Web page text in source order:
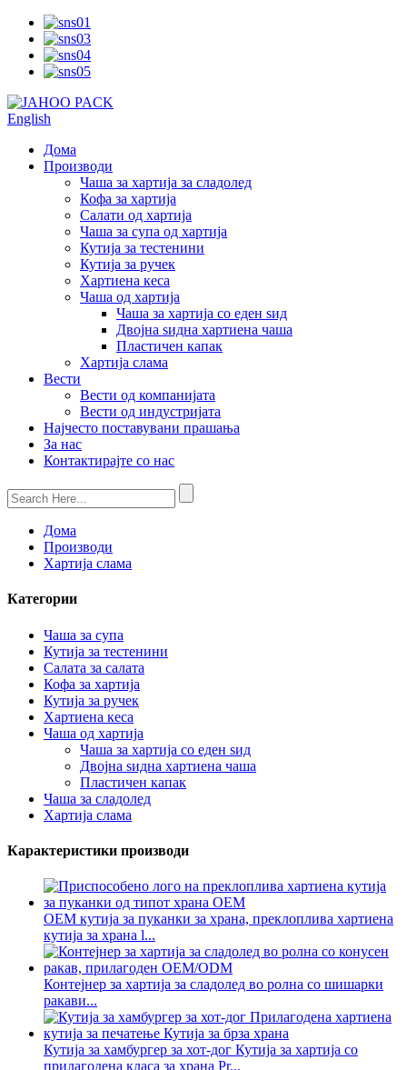
English
Дома
Производи
Чаша за хартија за сладолед
Кофа за хартија
Салати од хартија
Чаша за супа од хартија
Кутија за тестенини
Кутија за ручек
Хартиена кеса
Чаша од хартија
Чаша за хартија со еден ѕид
Двојна ѕидна хартиена чаша
Пластичен капак
Хартија слама
Вести
Вести од компанијата
Вести од индустријата
Најчесто поставувани прашања
За нас
Контактирајте со нас
Дома
Производи
Хартија слама
Категории
Чаша за супа
Кутија за тестенини
Салата за салата
Кофа за хартија
Кутија за ручек
Хартиена кеса
Чаша од хартија
Чаша за хартија со еден ѕид
Двојна ѕидна хартиена чаша
Пластичен капак
Чаша за сладолед
Хартија слама
Карактеристики производи
ОЕМ кутија за пуканки за храна, преклоплива хартиена
кутија за храна l...
Контејнер за хартија за сладолед во ролна со шишарки
ракави...
Кутија за хамбургер за хот-дог Кутија за хартија со
прилагодена класа за храна Pr...